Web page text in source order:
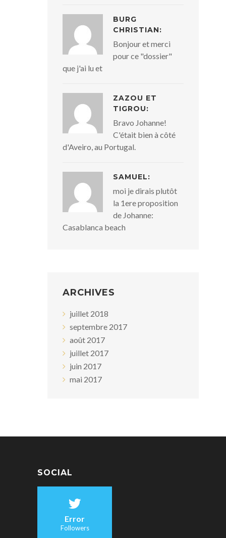
BURG
CHRISTIAN:
Bonjour et merci
pour ce "dossier"
que j'ai lu et
ZAZOU ET
TIGROU:
Bravo Johanne!
C'était bien à côté
d'Aveiro, au Portugal.
SAMUEL:
moi je dirais plutôt
la 1ere proposition
de Johanne:
Casablanca beach
ARCHIVES
juillet 2018
septembre 2017
août 2017
juillet 2017
juin 2017
mai 2017
SOCIAL
Error
Followers